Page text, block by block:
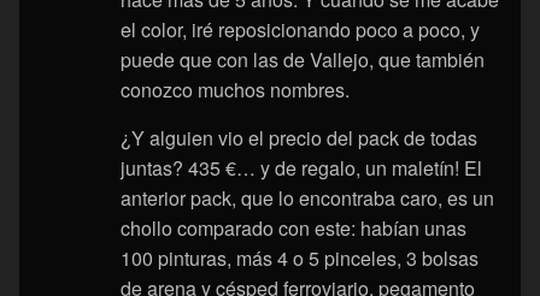
el color, iré reposicionando poco a poco, y
puede que con las de Vallejo, que también
conozco muchos nombres.
¿Y alguien vio el precio del pack de todas
juntas? 435 €… y de regalo, un maletín! El
anterior pack, que lo encontraba caro, es un
chollo comparado con este: habían unas
100 pinturas, más 4 o 5 pinceles, 3 bolsas
de arena y césped ferroviario, pegamento